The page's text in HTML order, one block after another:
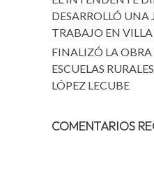
DESARROLLÓ UNA
TRABAJO EN VILLA
FINALIZÓ LA OBRA
ESCUELAS
LÓPEZ LECUBE
COMENTARIOS